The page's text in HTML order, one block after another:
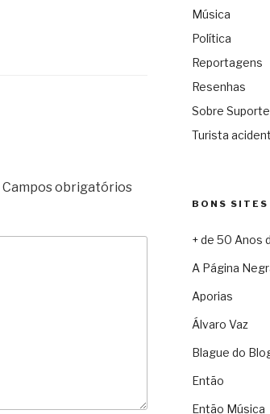
Campos obrigatórios
Música
Política
Reportagens
Resenhas
Sobre
Turista
BONS SITES
+ de 50 Anos
A Página
Aporias
Álvaro Vaz
Blague do
Então
Então Música